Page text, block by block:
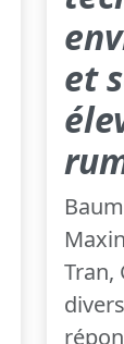
et
Tran,